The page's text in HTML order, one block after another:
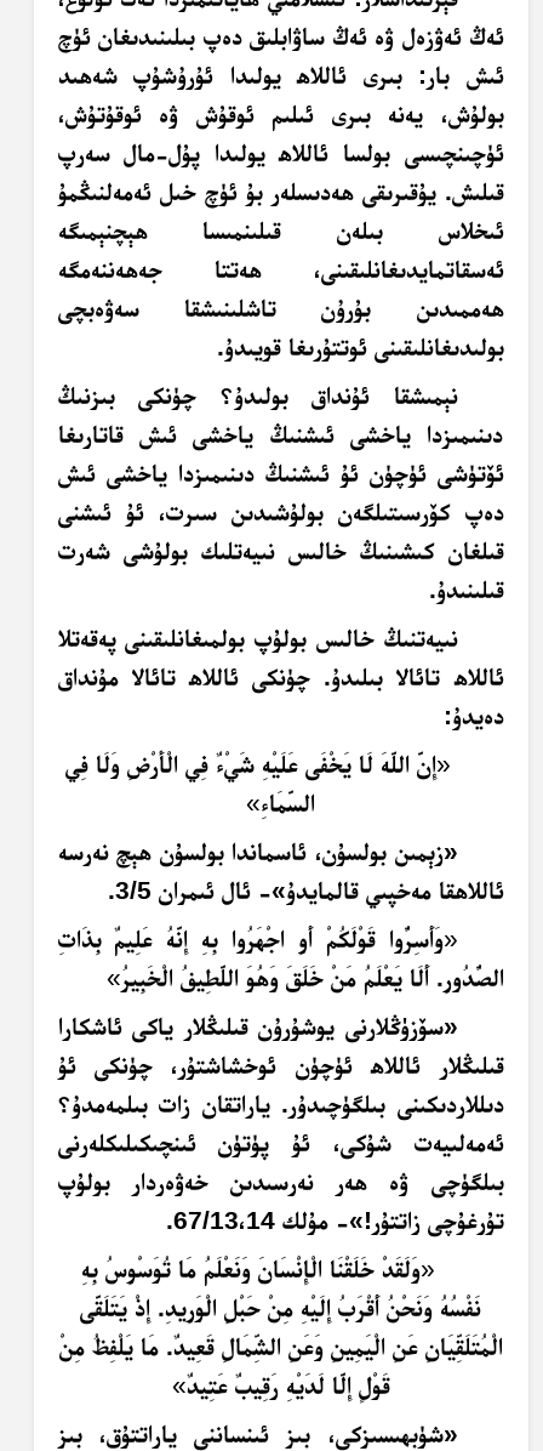
ئەڭ ئەۋزەل ۋە ئەڭ ساۋابلىقدەپ بىلىنىدىغان ئۈچ
ئىش بار: بىرى ئاللاھ يولىدا ئۇرۇشۇپ شەھىد
بولۇش، يەنە بىرى ئىلىم ئوقۇش ۋە ئوقۇتۇش،
ئۈچىنچىسى بولسا ئاللاھ يولىدا پۇل-مال سەرپ
قىلىش.يۇقىرىقىھەدىسلەر بۇ ئۈچ خىل ئەمەلنىڭمۇ
ئىخلاس بىلەن قىلىنمىسا ھېچنېمىگە
ئەسقاتمايدىغانلىقىنى، ھەتتا جەھەننەمگە
ھەممىدىن بۇرۇن تاشلىنىشقا سەۋەبچى
بولىدىغانلىقىنى ئوتتۇرىغا قويىدۇ.
نېمىشقا ئۇنداق بولىدۇ؟ چۈنكى بىزنىڭ
دىنىمىزدا ياخشى ئىشنىڭ ياخشى ئىش قاتارىغا
ئۆتۈشى ئۈچۈن ئۇ ئىشنىڭ دىنىمىزدا ياخشى ئىش
دەپ كۆرسىتىلگەن بولۇشىدىن سىرت، ئۇ ئىشنى
قىلغان كىشىنىڭ خالىس نىيەتلىك بولۇشى شەرت
قىلىنىدۇ.
نىيەتنىڭ خالىس بولۇپ بولمىغانلىقىنى پەقەتلا
ئاللاھ تائالا بىلىدۇ. چۈنكى ئاللاھ تائالا مۇنداق
دەيدۇ:
«إِنَّ اللَّهَ لَا يَخْفَى عَلَيْهِ شَيْءٌ فِي الْأَرْضِ وَلَا فِي
السَّمَاءِ»
«زېمىن بولسۇن، ئاسماندا بولسۇن ھېچ نەرسە
ئاللاھقا مەخپىي قالمايدۇ»- ئال ئىمران 3/5.
«وَأَسِرُّوا قَوْلَكُمْ أَوِ اجْهَرُوا بِهِ إِنَّهُ عَلِيمٌ بِذَاتِ
الصُّدُورِ. أَلَا يَعْلَمُ مَنْ خَلَقَ وَهُوَ اللَّطِيفُ الْخَبِيرُ»
«سۆزۈڭلارنى يوشۇرۇن قىلىڭلار ياكى ئاشكارا
قىلىڭلار ئاللاھ ئۈچۈن ئوخشاشتۇر، چۈنكى ئۇ
دىللاردىكىنى بىلگۈچىدۇر. ياراتقان زات بىلمەمدۇ؟
ئەمەلىيەت شۇكى، ئۇ پۈتۈن ئىنچىكىلىكلەرنى
بىلگۈچى ۋە ھەر نەرسىدىن خەۋەردار بولۇپ
تۇرغۇچى زاتتۇر!»- مۇلك 67/13،14.
«وَلَقَدْ خَلَقْنَا الْإِنْسَانَ وَنَعْلَمُ مَا تُوَسْوِسُ بِهِ
نَفْسُهُ وَنَحْنُ أَقْرَبُ إِلَيْهِ مِنْ حَبْلِ الْوَرِيدِ. إِذْ يَتَلَقَّى
الْمُتَلَقِّيَانِ عَنِ الْيَمِينِ وَعَنِ الشِّمَالِ قَعِيدٌ. مَا يَلْفِظُ مِنْ
قَوْلٍ إِلَّا لَدَيْهِ رَقِيبٌ عَتِيدٌ»
«شۈبھىسىزكى، بىز ئىنساننى ياراتتۇق، بىز